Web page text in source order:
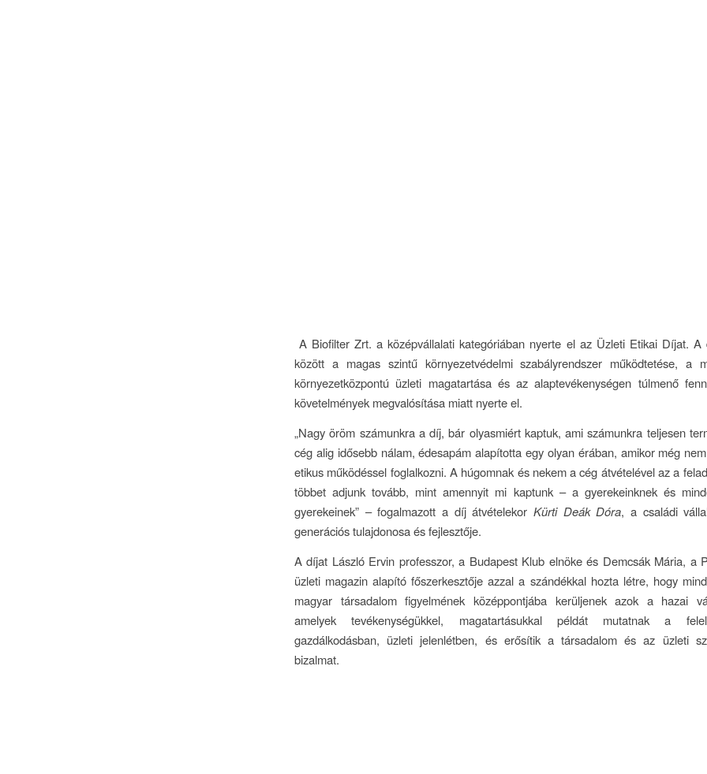
A Biofilter Zrt. a középvállalati kategóriában nyerte el az Üzleti Etikai Díjat. A
között a magas szintű környezetvédelmi szabályrendszer működtetése, a
környezetközpontú üzleti magatartása és az alaptevékenységen túlmenő
követelmények megvalósítása miatt nyerte el.
„Nagy öröm számunkra a díj, bár olyasmiért kaptuk, ami számunkra teljesen
cég alig idősebb nálam, édesapám alapította egy olyan érában, amikor még
etikus működéssel foglalkozni. A húgomnak és nekem a cég átvételével az a
többet adjunk tovább, mint amennyit mi kaptunk – a gyerekeinknek és
gyerekeinek” – fogalmazott a díj átvételekor Kürti Deák Dóra, a családi
generációs tulajdonosa és fejlesztője.
A díjat László Ervin professzor, a Budapest Klub elnöke és Demcsák Mária, a
üzleti magazin alapító főszerkesztője azzal a szándékkal hozta létre, hogy
magyar társadalom figyelmének középpontjába kerüljenek azok a hazai
amelyek tevékenységükkel, magatartásukkal példát mutatnak a
gazdálkodásban, üzleti jelenlétben, és erősítik a társadalom és az üzleti
bizalmat.